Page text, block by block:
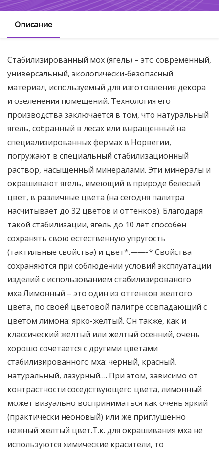
Описание
Стабилизированный мох (ягель) – это современный,
универсальный, экологически-безопасный
материал, используемый для изготовления декора
и озеленения помещений. Технология его
производства заключается в том, что натуральный
ягель, собранный в лесах или выращенный на
специализированных фермах в Норвегии,
погружают в специальный стабилизационный
раствор, насыщенный минералами. Эти минералы и
окрашивают ягель, имеющий в природе белесый
цвет, в различные цвета (на сегодня палитра
насчитывает до 32 цветов и оттенков). Благодаря
такой стабилизации, ягель до 10 лет способен
сохранять свою естественную упругость
(тактильные свойства) и цвет*.——-* Свойства
сохраняются при соблюдении условий эксплуатации
изделий с использованием стабилизированого
мха.Лимонный – это один из оттенков желтого
цвета, по своей цветовой палитре совпадающий с
цветом лимона: ярко-желтый. Он также, как и
классический желтый или желтый осенний, очень
хорошо сочетается с другими цветами
стабилизированного мха: черный, красный,
натуральный, лазурный…. При этом, зависимо от
контрастности соседствующего цвета, лимонный
может визуально восприниматься как очень яркий
(практически неоновый) или же приглушенно
нежный желтый цвет.Т.к. для окрашивания мха не
используются химические красители, то